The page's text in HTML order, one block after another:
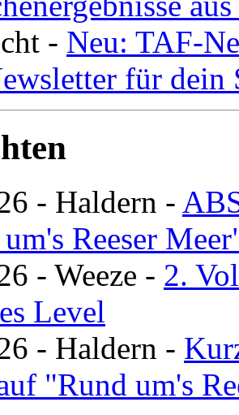
- Neu: TAF-
für dein
- Haldern -
Reeser
- Weeze - 2.
Level
- Haldern -
"Rund um's